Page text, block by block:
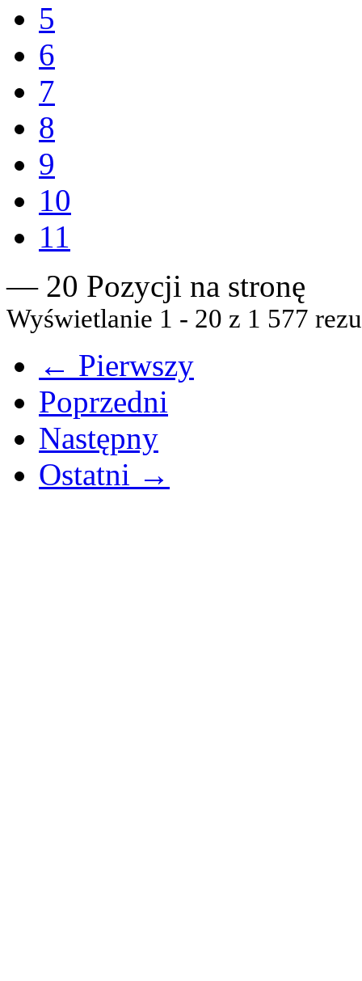
5
6
7
8
9
10
11
— 20 Pozycji na stronę
Wyświetlanie 1 - 20 z 1 577
← Pierwszy
Poprzedni
Następny
Ostatni →